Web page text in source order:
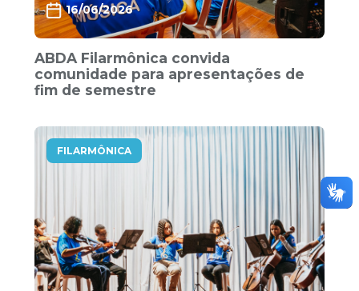
16/06/2026
ABDA Filarmônica convida
comunidade para apresentações de
fim de semestre
FILARMÔNICA